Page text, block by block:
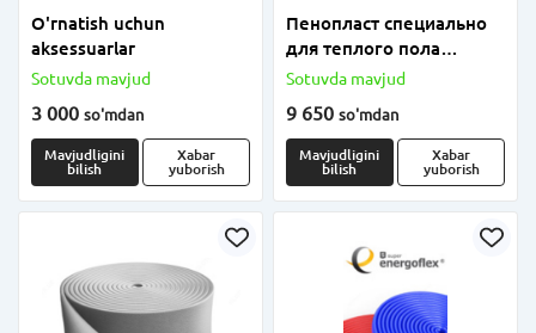
O'rnatish uchun
aksessuarlar
Sotuvda mavjud
3 000 so'mdan
Mavjudligini
bilish
Xabar
yuborish
Пенопласт специально
для теплого пола
плотность от 18 до 25
Sotuvda mavjud
9 650 so'mdan
Mavjudligini
bilish
Xabar
yuborish